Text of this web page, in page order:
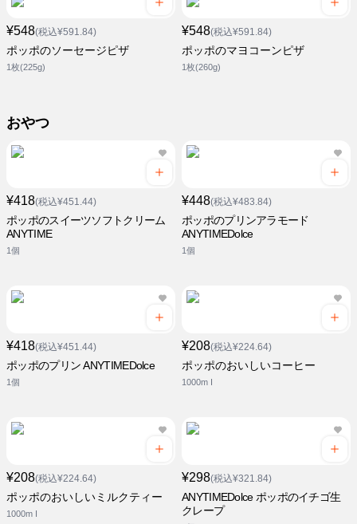
¥548(税込¥591.84)
ポッポのソーセージピザ
1枚(225g)
¥548(税込¥591.84)
ポッポのマヨコーンピザ
1枚(260g)
おやつ
¥418(税込¥451.44)
ポッポのスイーツソフトクリーム
ANYTIME
1個
¥448(税込¥483.84)
ポッポのプリンアラモード
ANYTIMEDolce
1個
¥418(税込¥451.44)
ポッポのプリン ANYTIMEDolce
1個
¥208(税込¥224.64)
ポッポのおいしいコーヒー
1000m I
¥208(税込¥224.64)
ポッポのおいしいミルクティー
1000m I
¥298(税込¥321.84)
ANYTIMEDolce ポッポのイチゴ生
クレープ